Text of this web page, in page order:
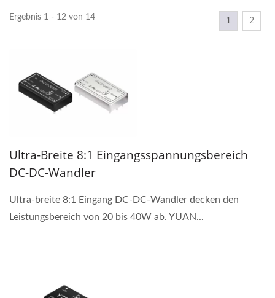
Ergebnis 1 - 12 von 14 1 2
Ultra-Breite 8:1 Eingangsspannungsbereich
DC-DC-Wandler
Ultra-breite 8:1 Eingang DC-DC-Wandler decken den
Leistungsbereich von 20 bis 40W ab. YUAN...